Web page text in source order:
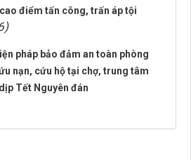
điểm tấn công, trấn áp tội
pháp bảo đảm an toàn phòng
nạn, cứu hộ tại chợ, trung tâm
Tết Nguyên đán